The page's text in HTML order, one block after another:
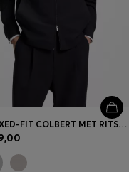
RELAXED-FIT COLBERT MET RITS VAN SCHEERWOL MET DESSIN